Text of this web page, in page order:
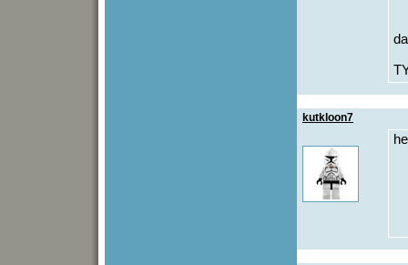
kutkloon7